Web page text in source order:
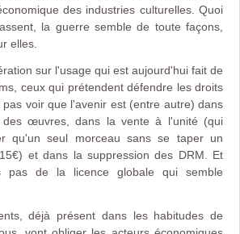
des industries culturelles. Quoi
la guerre semble de toute façons,
elles.
sur l'usage qui est aujourd'hui fait de
ceux qui prétendent défendre les droits
voir que l'avenir est (entre autre) dans
des œuvres, dans la vente à l'unité (qui
qu'un seul morceau sans se taper un
et dans la suppression des DRM. Et
pas de la licence globale qui semble
déjà présent dans les habitudes de